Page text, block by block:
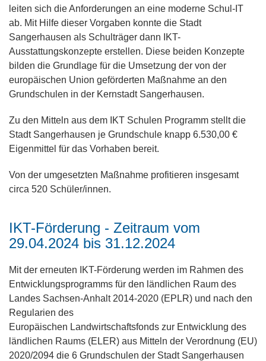
leiten sich die Anforderungen an eine moderne Schul-IT
ab. Mit Hilfe dieser Vorgaben konnte die Stadt
Sangerhausen als Schulträger dann IKT-
Ausstattungskonzepte erstellen. Diese beiden Konzepte
bilden die Grundlage für die Umsetzung der von der
europäischen Union geförderten Maßnahme an den
Grundschulen in der Kernstadt Sangerhausen.
Zu den Mitteln aus dem IKT Schulen Programm stellt die
Stadt Sangerhausen je Grundschule knapp 6.530,00 €
Eigenmittel für das Vorhaben bereit.
Von der umgesetzten Maßnahme profitieren insgesamt
circa 520 Schüler/innen.
IKT-Förderung - Zeitraum vom
29.04.2024 bis 31.12.2024
Mit der erneuten IKT-Förderung werden im Rahmen des
Entwicklungsprogramms für den ländlichen Raum des
Landes Sachsen-Anhalt 2014-2020 (EPLR) und nach den
Regularien des
Europäischen Landwirtschaftsfonds zur Entwicklung des
ländlichen Raums (ELER) aus Mitteln der Verordnung (EU)
2020/2094 die 6 Grundschulen der Stadt Sangerhausen